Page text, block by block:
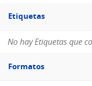
Filtro
Etiquetas
Etiquetas
No hay Etiquetas que
Filtro
Formatos
Formatos